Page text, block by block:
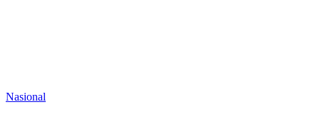
Categories
Nasional